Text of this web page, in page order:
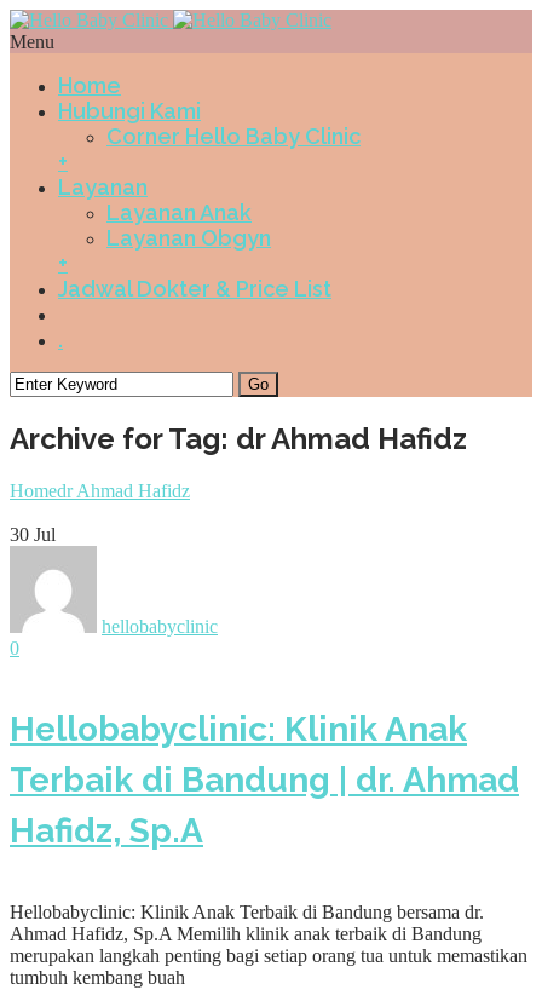
Menu
Home
Hubungi Kami
Corner Hello Baby Clinic
+
Layanan
Layanan Anak
Layanan Obgyn
+
Jadwal Dokter & Price List
.
Archive for Tag: dr Ahmad Hafidz
Homedr Ahmad Hafidz
30 Jul
hellobabyclinic
0
Hellobabyclinic: Klinik Anak
Terbaik di Bandung | dr. Ahmad
Hafidz, Sp.A
Hellobabyclinic: Klinik Anak Terbaik di Bandung bersama dr.
Ahmad Hafidz, Sp.A Memilih klinik anak terbaik di Bandung
merupakan langkah penting bagi setiap orang tua untuk memastikan
tumbuh kembang buah